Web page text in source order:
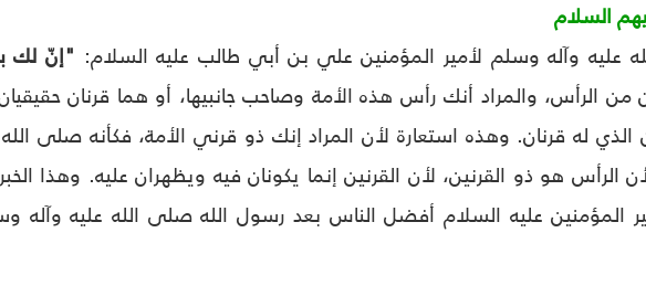
السلام
عليه وآله وسلم لأمير المؤمنين علي بن أبي طالب عليه السلام: "إنّ لك
من الرأس، والمراد أنك رأس هذه الأمة وصاحب جانبيها، أو هما قرنان
الذي له قرنان. وهذه استعارة لأن المراد إنك ذو قرني الأمة، فكأنه صلى
الرأس هو ذو القرنين، لأن القرنين إنما يكونان فيه ويظهران عليه. وهذا
المؤمنين عليه السلام أفضل الناس بعد رسول الله صلى الله عليه وآله